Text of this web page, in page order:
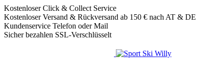
Kostenloser Click & Collect Service
Kostenloser Versand & Rückversand ab 150 € nach AT & DE
Kundenservice Telefon oder Mail
Sicher bezahlen SSL-Verschlüsselt